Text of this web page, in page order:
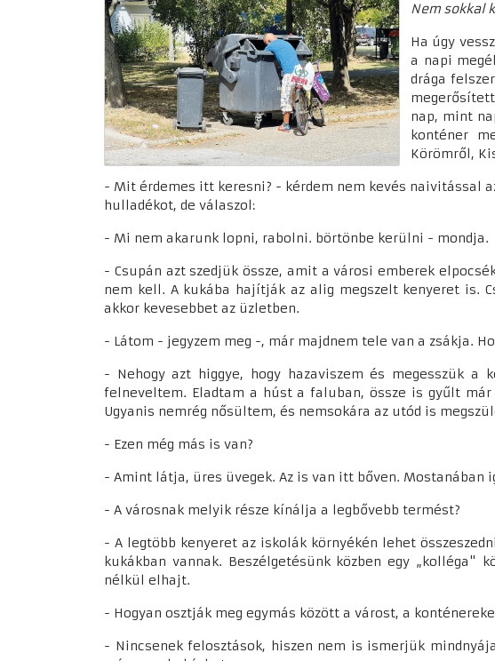
Nem sokkal
Ha úgy
a napi
drága
nap, mint
konténer
Körömről,
- Mit érdemes itt keresni? - kérdem nem kevés naivitással
hulladékot, de válaszol:
- Mi nem akarunk lopni, rabolni. börtönbe kerülni - mondja.
- Csupán azt szedjük össze, amit a városi emberek
nem kell. A kukába hajítják az alig megszelt kenyeret is.
akkor kevesebbet az üzletben.
- Látom - jegyzem meg -, már majdnem tele van a zsákja.
- Nehogy azt higgye, hogy hazaviszem és megesszük a
felneveltem. Eladtam a húst a faluban, össze is gyűlt
Ugyanis nemrég nősültem, és nemsokára az utód is
- Ezen még más is van?
- Amint látja, üres üvegek. Az is van itt bőven. Mostanában
- A városnak melyik része kínálja a legbővebb termést?
- A legtöbb kenyeret az iskolák környékén lehet
kukákban vannak. Beszélgetésünk közben egy „kolléga"
nélkül elhajt.
- Hogyan osztják meg egymás között a várost, a
- Nincsenek felosztások, hiszen nem is ismerjük